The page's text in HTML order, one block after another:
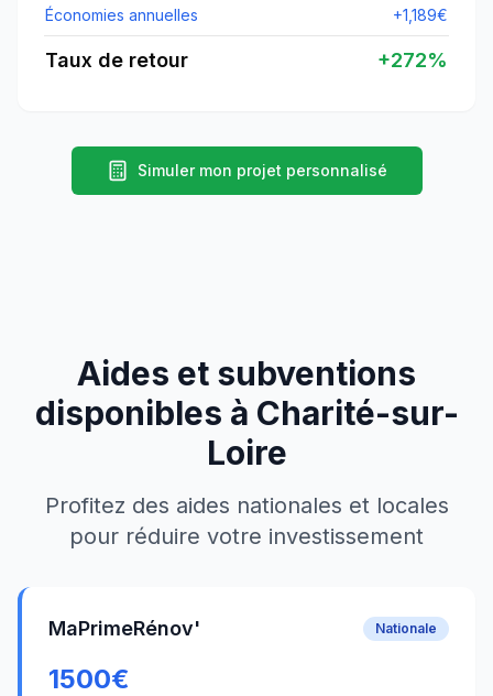
Économies annuelles +1,189€
Taux de retour +272%
Simuler mon projet personnalisé
Aides et subventions
disponibles à Charité-sur-
Loire
Profitez des aides nationales et locales
pour réduire votre investissement
MaPrimeRénov' Nationale
1500€